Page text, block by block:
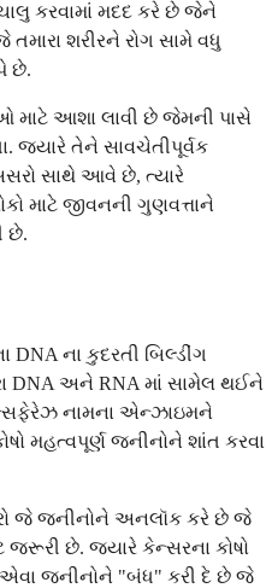
કરવામાં મદદ કરે છે જેને
તમારા શરીરને રોગ સામે વધુ
છે.
માટે આશા લાવી છે જેમની પાસે
જ્યારે તેને સાવચેતીપૂર્વક
સાથે આવે છે, ત્યારે
માટે જીવનની ગુણવત્તાને
છે.
DNA ના કુદરતી બિલ્ડીંગ
DNA અને RNA માં સામેલ થઈને
નામના એન્ઝાઇમને
મહત્વપૂર્ણ જનીનોને શાંત કરવા
જે જનીનોને અનલૉક કરે છે જે
જરૂરી છે. જ્યારે કેન્સરના કોષો
જનીનોને "બંધ" કરી દે છે જે